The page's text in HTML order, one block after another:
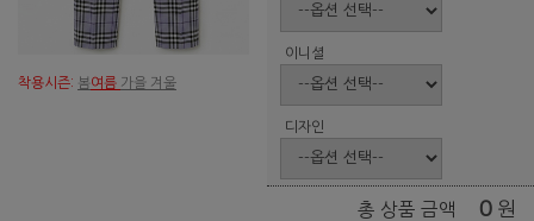
착용시즌: 봄 여름 가을 겨울
이니셜
디자인
총 상품 금액 0 원